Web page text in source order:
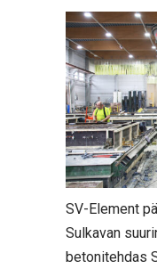
SV-Element
Sulkavan
betonitehdas